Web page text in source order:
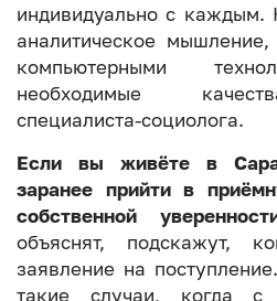
индивидуально с каждым.
аналитическое
компьютерными
необходимые
специалиста-социолога.
Если вы живёте в
заранее прийти в
собственной
объяснят, подскажут,
заявление на
такие случаи, когда с